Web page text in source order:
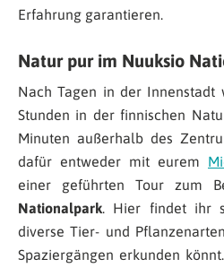
Erfahrung garantieren.
Natur pur im Nuuksio
Nach Tagen in der
Stunden in der finnischen
Minuten außerhalb des
dafür entweder mit eurem
einer geführten Tour zum
Nationalpark. Hier findet ihr
diverse Tier- und
Spaziergängen erkunden